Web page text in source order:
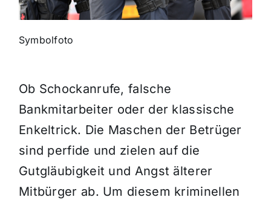
Symbolfoto
Ob Schockanrufe, falsche
Bankmitarbeiter oder der klassische
Enkeltrick. Die Maschen der Betrüger
sind perfide und zielen auf die
Gutgläubigkeit und Angst älterer
Mitbürger ab. Um diesem kriminellen